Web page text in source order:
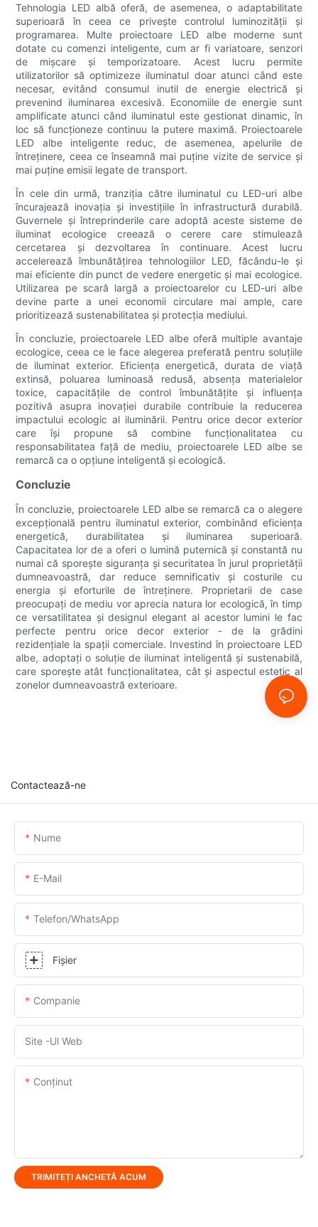
Tehnologia LED albă oferă, de asemenea, o adaptabilitate
superioară în ceea ce privește controlul luminozității și
programarea. Multe proiectoare LED albe moderne sunt
dotate cu comenzi inteligente, cum ar fi variatoare, senzori
de mișcare și temporizatoare. Acest lucru permite
utilizatorilor să optimizeze iluminatul doar atunci când este
necesar, evitând consumul inutil de energie electrică și
prevenind iluminarea excesivă. Economiile de energie sunt
amplificate atunci când iluminatul este gestionat dinamic, în
loc să funcționeze continuu la putere maximă. Proiectoarele
LED albe inteligente reduc, de asemenea, apelurile de
întreținere, ceea ce înseamnă mai puține vizite de service și
mai puține emisii legate de transport.
În cele din urmă, tranziția către iluminatul cu LED-uri albe
încurajează inovația și investițiile în infrastructură durabilă.
Guvernele și întreprinderile care adoptă aceste sisteme de
iluminat ecologice creează o cerere care stimulează
cercetarea și dezvoltarea în continuare. Acest lucru
accelerează îmbunătățirea tehnologiilor LED, făcându-le și
mai eficiente din punct de vedere energetic și mai ecologice.
Utilizarea pe scară largă a proiectoarelor cu LED-uri albe
devine parte a unei economii circulare mai ample, care
prioritizează sustenabilitatea și protecția mediului.
În concluzie, proiectoarele LED albe oferă multiple avantaje
ecologice, ceea ce le face alegerea preferată pentru soluțiile
de iluminat exterior. Eficiența energetică, durata de viață
extinsă, poluarea luminoasă redusă, absența materialelor
toxice, capacitățile de control îmbunătățite și influența
pozitivă asupra inovației durabile contribuie la reducerea
impactului ecologic al iluminării. Pentru orice decor exterior
care își propune să combine funcționalitatea cu
responsabilitatea față de mediu, proiectoarele LED albe se
remarcă ca o opțiune inteligentă și ecologică.
Concluzie
În concluzie, proiectoarele LED albe se remarcă ca o alegere
excepțională pentru iluminatul exterior, combinând eficiența
energetică, durabilitatea și iluminarea superioară.
Capacitatea lor de a oferi o lumină puternică și constantă nu
numai că sporește siguranța și securitatea în jurul proprietății
dumneavoastră, dar reduce semnificativ și costurile cu
energia și eforturile de întreținere. Proprietarii de case
preocupați de mediu vor aprecia natura lor ecologică, în timp
ce versatilitatea și designul elegant al acestor lumini le fac
perfecte pentru orice decor exterior - de la grădini
rezidențiale la spații comerciale. Investind în proiectoare LED
albe, adoptați o soluție de iluminat inteligentă și sustenabilă,
care sporește atât funcționalitatea, cât și aspectul estetic al
zonelor dumneavoastră exterioare.
Contactează-ne
Nume
E-Mail
Telefon/WhatsApp
Fişier
Companie
Site -ul Web
Conţinut
TRIMITEȚI ANCHETĂ ACUM